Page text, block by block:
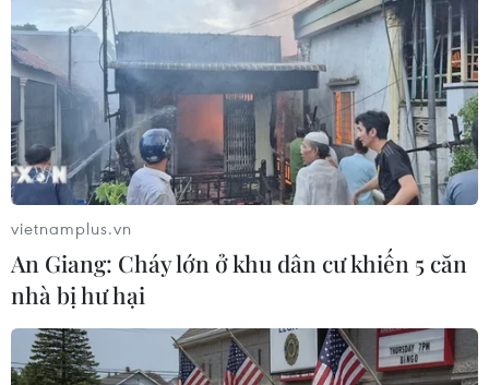
của người dân trong khu vực. (Ảnh: Hoàng Hiếu/TTXVN)
vietnamplus.vn
An Giang: Cháy lớn ở khu dân cư khiến 5 căn
nhà bị hư hại